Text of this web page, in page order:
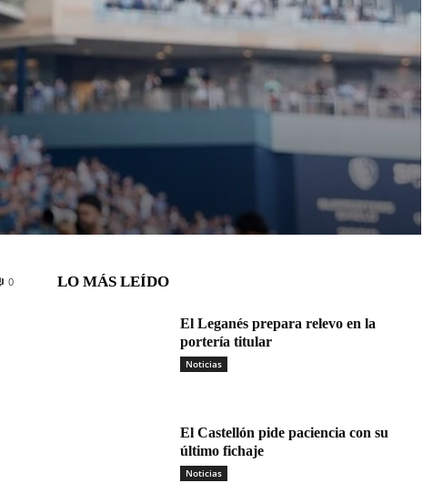
0 LO MÁS LEÍDO
El Leganés prepara relevo en la
portería titular
Noticias
El Castellón pide paciencia con su
último fichaje
Noticias